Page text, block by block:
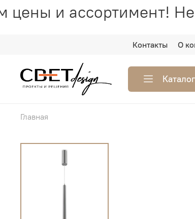
и ассортимент!
Контакты О
Каталог
Главная